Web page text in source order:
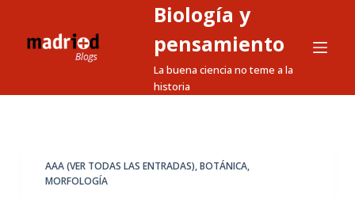
a
Biología y
pensamiento
La buena ciencia no teme a la
historia
AAA (VER TODAS LAS ENTRADAS),BOTÁNICA,
MORFOLOGÍA